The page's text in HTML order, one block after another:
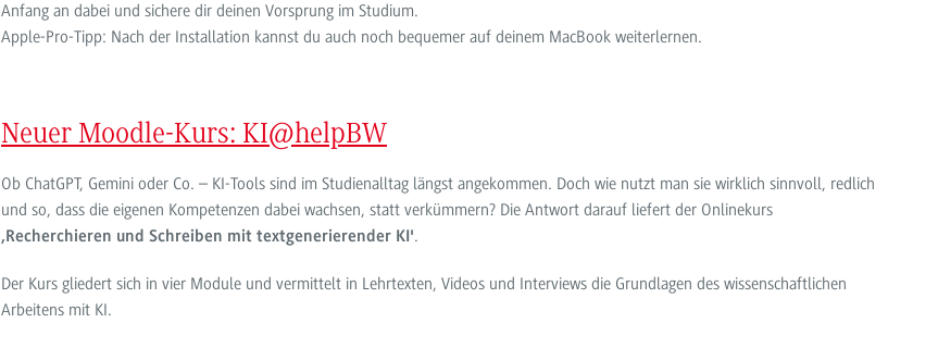
Anfang an dabei und sichere dir deinen Vorsprung im Studium.
Apple-Pro-Tipp: Nach der Installation kannst du auch noch bequemer auf deinem MacBook weiterlernen.
Neuer Moodle-Kurs: KI@helpBW
Ob ChatGPT, Gemini oder Co. – KI-Tools sind im Studienalltag längst angekommen. Doch wie nutzt man sie wirklich sinnvoll, redlich
und so, dass die eigenen Kompetenzen dabei wachsen, statt verkümmern? Die Antwort darauf liefert der Onlinekurs
‚Recherchieren und Schreiben mit textgenerierender KI'.
Der Kurs gliedert sich in vier Module und vermittelt in Lehrtexten, Videos und Interviews die Grundlagen des wissenschaftlichen
Arbeitens mit KI.